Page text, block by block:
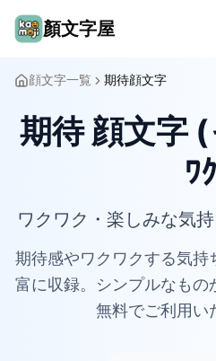
顏文字屋
顔文字一覧 期待顔文字
期待 顔文字
ﾜｸ
ワクワク・楽しみな気
期待感やワクワクする気持
富に収録。シンプルなもの
無料でご利用い